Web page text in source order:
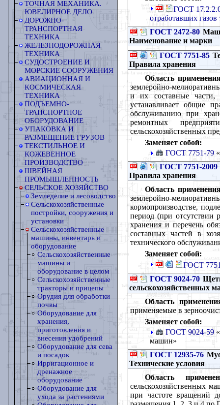
ТОЧНАЯ МЕХАНИКА.
ЮВЕЛИРНОЕ ДЕЛО
ДОРОЖНО-
ТРАНСПОРТНАЯ
ТЕХНИКА
ЖЕЛЕЗНОДОРОЖНАЯ
ТЕХНИКА
СУДОСТРОЕНИЕ И
МОРСКИЕ СООРУЖЕНИЯ
АВИАЦИОННАЯ И
КОСМИЧЕСКАЯ
ТЕХНИКА
ПОДЪЕМНО-
ТРАНСПОРТНОЕ
ОБОРУДОВАНИЕ
УПАКОВКА И
РАЗМЕЩЕНИЕ ГРУЗОВ
ТЕКСТИЛЬНОЕ И
КОЖЕВЕННОЕ
ПРОИЗВОДСТВО
ШВЕЙНАЯ
ПРОМЫШЛЕННОСТЬ
СЕЛЬСКОЕ ХОЗЯЙСТВО
Земледелие и лесоводство
Сельскохозяйственные
постройки, сооружения и
установки
Сельскохозяйственные
машины, инвентарь и
оборудование
Сельскохозяйственные
машины и
оборудование в целом
Сельскохозяйственные
тракторы и прицепы
Орудия для обработки
почвы
Оборудование для
хранения,
приготовления и
внесения удобрений
Оборудование для сева
и посадок
Ирригационное и
дренажное
оборудование
Оборудование для
ухода за растениями
ГОСТ
отработавших
ГОСТ 2472-80
Наименование и марки
ГОСТ 7751-85
Правила хранения
Область
землеройно-
и их составные части,
устанавливает общие
обслуживанию при
ремонтных
сельскохозяйственных
Заменяет собой:
ГОСТ 7751-79
ГОСТ 7751-2009
Правила хранения
Область
землеройно-
кормопроизводстве,
период (при отсутствии
хранения и перечень
составных частей в
технического
Заменяет собой:
ГОСТ
ГОСТ 9024-70
сельскохозяйственных
Область
применяемые в
Заменяет собой:
ГОСТ 9024-59
машин»
ГОСТ 12935-76
Технические условия
Область
сельскохозяйственных
при частоте вращений